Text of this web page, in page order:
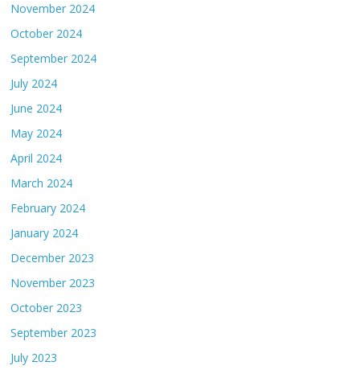
November 2024
October 2024
September 2024
July 2024
June 2024
May 2024
April 2024
March 2024
February 2024
January 2024
December 2023
November 2023
October 2023
September 2023
July 2023